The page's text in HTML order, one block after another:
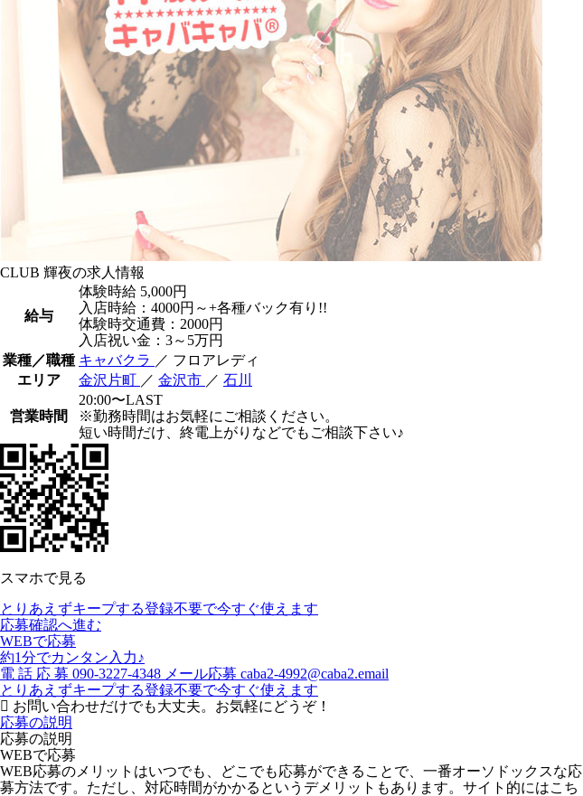
CLUB 輝夜の求人情報
給与
体験時給 5,000円
入店時給：4000円～+各種バック有り!!
体験時交通費：2000円
入店祝い金：3～5万円
業種／職種 キャバクラ ／ フロアレディ
エリア
金沢片町 ／ 金沢市 ／ 石川
営業時間
20:00〜LAST
※勤務時間はお気軽にご相談ください。
短い時間だけ、終電上がりなどでもご相談下さい♪
スマホで見る
とりあえずキープする登録不要で今すぐ使えます
応募確認へ進む
WEBで応募
約1分でカンタン入力♪
電 話 応 募 090-3227-4348 メール応募 caba2-4992@caba2.email
とりあえずキープする登録不要で今すぐ使えます
お問い合わせだけでも大丈夫。お気軽にどうぞ！
応募の説明
応募の説明
WEBで応募
WEB応募のメリットはいつでも、どこでも応募ができることで、一番オーソドックスな応
募方法です。ただし、対応時間がかかるというデメリットもあります。サイト的にはこち